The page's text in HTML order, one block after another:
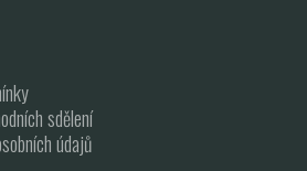
sdělení
údajů